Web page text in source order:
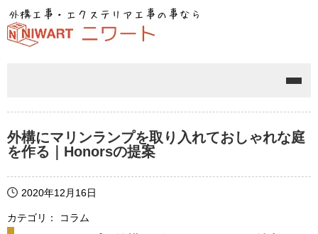
メニ
外構にマリンランプを取り入れておしゃれな庭
を作る｜Honorsの提案
2020年12月16日
カテゴリ： コラム